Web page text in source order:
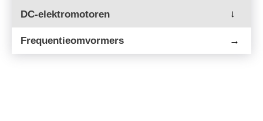
DC-elektromotoren →
Frequentieomvormers →